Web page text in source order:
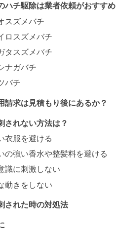
ハチ駆除は業者依頼がおすすめ
スズメバチ
ロスズメバチ
タスズメバチ
ナガバチ
バチ
請求は見積もり後にあるか？
されない方法は？
衣服を避ける
の強い香水や整髪料を避ける
識に刺激しない
動きをしない
された時の対処法